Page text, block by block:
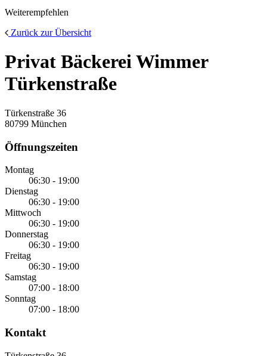
Weiterempfehlen
Zurück zur Übersicht
Privat Bäckerei Wimmer
Türkenstraße
Türkenstraße 36
80799 München
Öffnungszeiten
Montag
06:30 - 19:00
Dienstag
06:30 - 19:00
Mittwoch
06:30 - 19:00
Donnerstag
06:30 - 19:00
Freitag
06:30 - 19:00
Samstag
07:00 - 18:00
Sonntag
07:00 - 18:00
Kontakt